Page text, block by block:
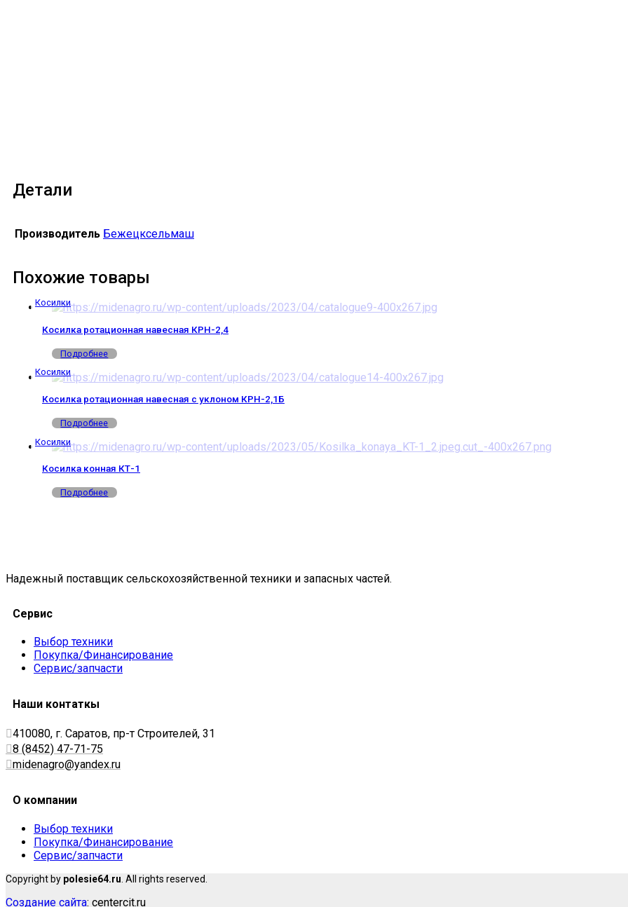
Детали
Производитель Бежецксельмаш
Похожие товары
Косилки
Косилка ротационная навесная КРН-2,4
Подробнее
Косилки
Косилка ротационная навесная с уклоном КРН-2,1Б
Подробнее
Косилки
Косилка конная КТ-1
Подробнее
Надежный поставщик сельскохозяйственной техники и запасных частей.
Сервис
Выбор техники
Покупка/Финансирование
Сервис/запчасти
Наши контаткы
410080, г. Саратов, пр-т Строителей, 31
8 (8452) 47-71-75
midenagro@yandex.ru
О компании
Выбор техники
Покупка/Финансирование
Сервис/запчасти
Copyright by polesie64.ru . All rights reserved.
Создание сайта: centercit.ru